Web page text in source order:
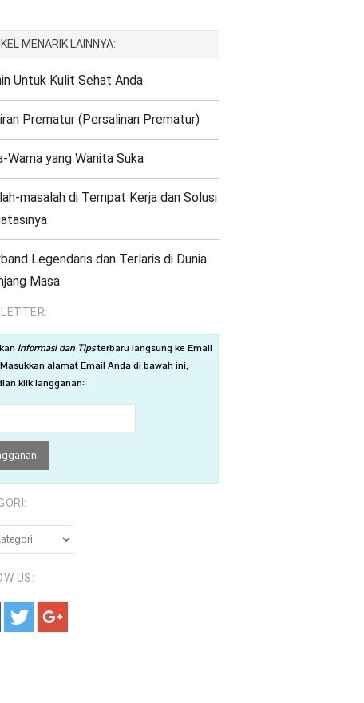
MENARIK LAINNYA:
Untuk Kulit Sehat Anda
Prematur (Persalinan Prematur)
Warna yang Wanita Suka
masalah di Tempat Kerja dan Solusi
Legendaris dan Terlaris di Dunia
Masa
Informasi dan Tipsterbaru langsung ke Email
alamat Email Anda di bawah ini,
klik langganan:
US: